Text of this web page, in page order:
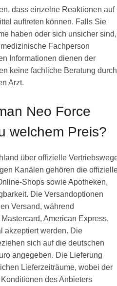
dass einzelne Reaktionen auf
auftreten können. Falls Sie
haben oder sich unsicher sind,
Fachperson
Informationen dienen der
keine fachliche Beratung durch
Arzt.
Neo Force
welchem Preis?
über offizielle
Kanälen gehören die
Shops sowie Apotheken,
Die Versandoptionen
Versand, während
American Express,
akzeptiert werden. Die
sich auf die deutschen
angegeben. Die Lieferung
Lieferzeiträume, wobei der
des Anbieters